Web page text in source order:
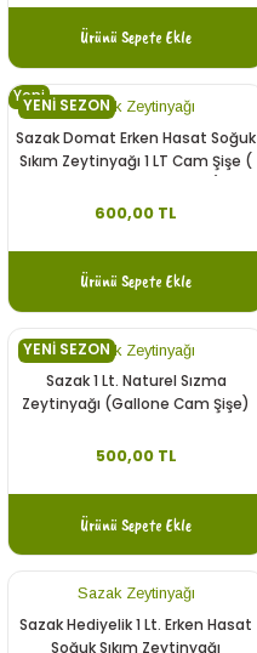
Ürünü Sepete Ekle
YENİ SEZON
Yeni Sazak Zeytinyağı
Sazak Domat Erken Hasat Soğuk
Sıkım Zeytinyağı 1 LT Cam Şişe (
600,00 TL
Ürünü Sepete Ekle
YENİ SEZONSazak Zeytinyağı
Sazak 1 Lt. Naturel Sızma
Zeytinyağı (Gallone Cam Şişe)
500,00 TL
Ürünü Sepete Ekle
Sazak Zeytinyağı
Sazak Hediyelik 1 Lt. Erken Hasat
Soğuk Sıkım Zeytinyağı